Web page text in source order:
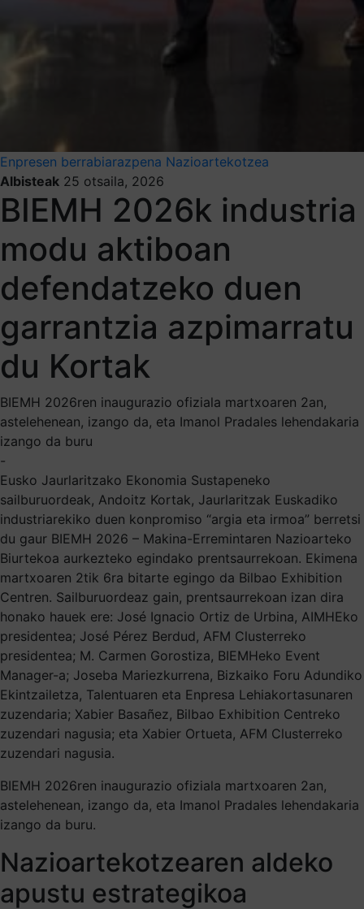
Enpresen berrabiarazpena Nazioartekotzea
Albisteak 25 otsaila, 2026
BIEMH 2026k industria
modu aktiboan
defendatzeko duen
garrantzia azpimarratu
du Kortak
BIEMH 2026ren inaugurazio ofiziala martxoaren 2an,
astelehenean, izango da, eta Imanol Pradales lehendakaria
izango da buru
-
Eusko Jaurlaritzako Ekonomia Sustapeneko
sailburuordeak, Andoitz Kortak, Jaurlaritzak Euskadiko
industriarekiko duen konpromiso “argia eta irmoa” berretsi
du gaur BIEMH 2026 – Makina-Erremintaren Nazioarteko
Biurtekoa aurkezteko egindako prentsaurrekoan. Ekimena
martxoaren 2tik 6ra bitarte egingo da Bilbao Exhibition
Centren. Sailburuordeaz gain, prentsaurrekoan izan dira
honako hauek ere: José Ignacio Ortiz de Urbina, AIMHEko
presidentea; José Pérez Berdud, AFM Clusterreko
presidentea; M. Carmen Gorostiza, BIEMHeko Event
Manager-a; Joseba Mariezkurrena, Bizkaiko Foru Adundiko
Ekintzailetza, Talentuaren eta Enpresa Lehiakortasunaren
zuzendaria; Xabier Basañez, Bilbao Exhibition Centreko
zuzendari nagusia; eta Xabier Ortueta, AFM Clusterreko
zuzendari nagusia.
BIEMH 2026ren inaugurazio ofiziala martxoaren 2an,
astelehenean, izango da, eta Imanol Pradales lehendakaria
izango da buru.
Nazioartekotzearen aldeko
apustu estrategikoa